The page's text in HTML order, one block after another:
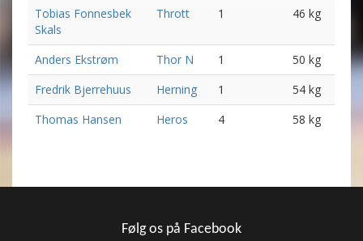
Tobias Fonnesbek
Skals
Thrott 1 46 kg
Anders Ekstrøm Thor N 1
50 kg
Fredrik Bjerrehuus
Herning 1
54 kg
Thomas Hansen
Heros 4 58 kg
Følg os på Facebook